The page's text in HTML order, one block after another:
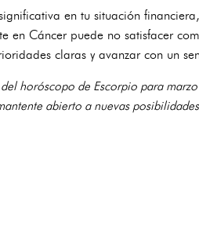
en tu situación
en Cáncer puede no satisfacer
claras y avanzar con un
horóscopo de Escorpio para
abierto a nuevas